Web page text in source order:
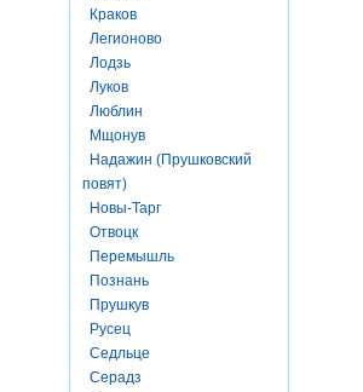
Краков
Легионово
Лодзь
Луков
Люблин
Мщонув
Надажин (Прушковский
повят)
Новы-Тарг
Отвоцк
Перемышль
Познань
Прушкув
Русец
Седльце
Серадз